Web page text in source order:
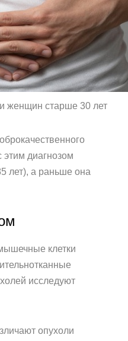
женщин старше 30 лет
диагнозом
лет), а раньше она
клетки
исследуют
опухоли